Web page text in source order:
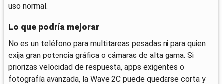
uso normal.
Lo que podría mejorar
No es un teléfono para multitareas pesadas ni para quien
exija gran potencia gráfica o cámaras de alta gama. Si
priorizas velocidad de respuesta, apps exigentes o
fotografía avanzada, la Wave 2C puede quedarse corta y